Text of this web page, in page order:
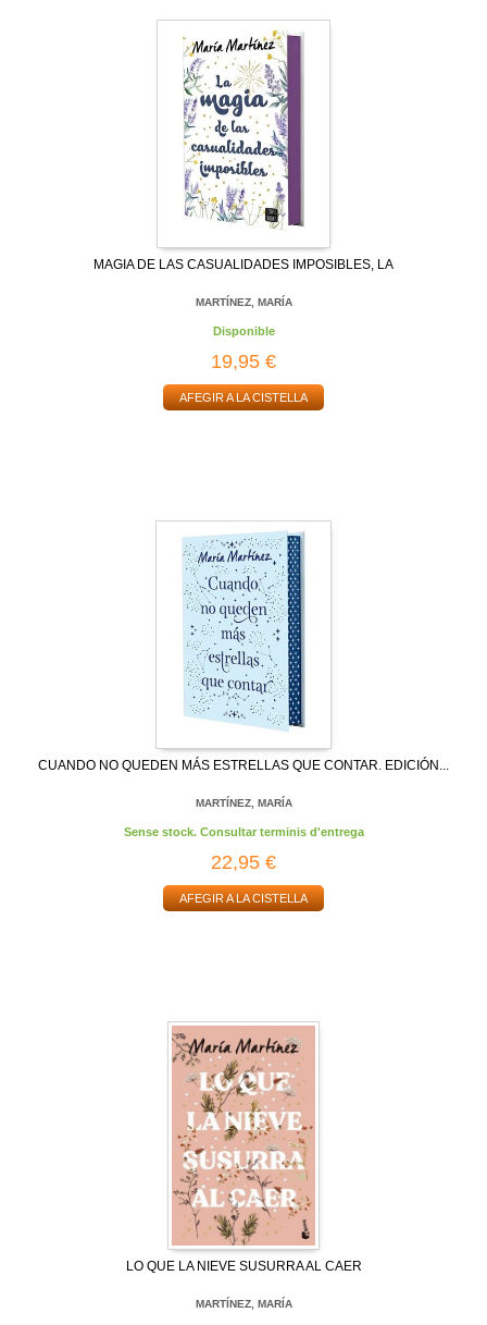
MAGIA DE LAS CASUALIDADES IMPOSIBLES, LA
MARTÍNEZ, MARÍA
Disponible
19,95 €
AFEGIR A LA CISTELLA
CUANDO NO QUEDEN MÁS ESTRELLAS QUE CONTAR. EDICIÓN...
MARTÍNEZ, MARÍA
Sense stock. Consultar terminis d'entrega
22,95 €
AFEGIR A LA CISTELLA
LO QUE LA NIEVE SUSURRA AL CAER
MARTÍNEZ, MARÍA